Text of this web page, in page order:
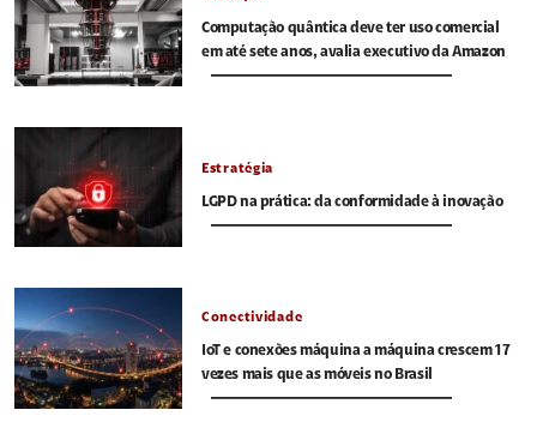
Computação quântica deve ter uso comercial
em até sete anos, avalia executivo da Amazon
Estratégia
LGPD na prática: da conformidade à inovação
Conectividade
IoT e conexões máquina a máquina crescem 17
vezes mais que as móveis no Brasil